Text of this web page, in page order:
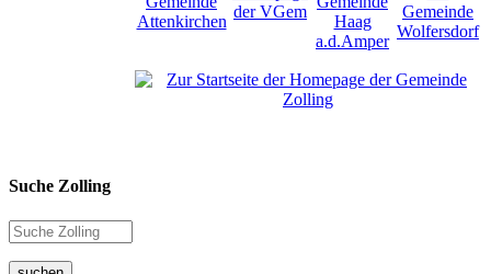
Suche Zolling